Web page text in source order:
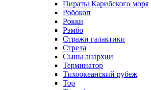
Пираты Карибского моря
Робокоп
Рокки
Рэмбо
Стражи галактики
Стрела
Сыны анархии
Терминатор
Тихоокеанский рубеж
Тор